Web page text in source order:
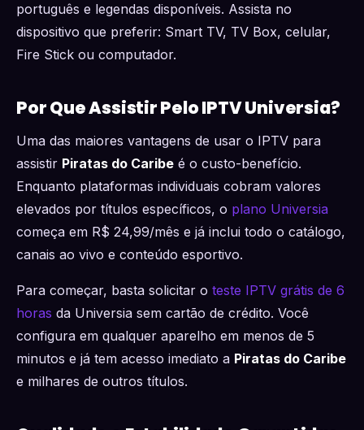
português e legendas disponíveis. Assista no
dispositivo que preferir: Smart TV, TV Box, celular,
Fire Stick ou computador.
Por Que Assistir Pelo IPTV Universia?
Uma das maiores vantagens de usar o IPTV para
assistir Piratas do Caribe é o custo-benefício.
Enquanto plataformas individuais cobram valores
elevados por títulos específicos, o plano Universia
começa em R$ 24,99/mês e já inclui todo o catálogo,
canais ao vivo e conteúdo esportivo.
Para começar, basta solicitar o teste IPTV grátis de 6
horas da Universia sem cartão de crédito. Você
configura em qualquer aparelho em menos de 5
minutos e já tem acesso imediato a Piratas do Caribe
e milhares de outros títulos.